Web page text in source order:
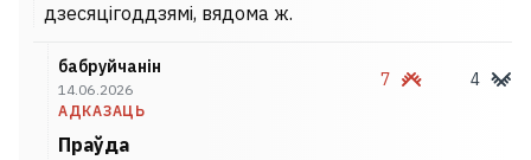
дзесяцігоддзямі, вядома ж.
бабруйчанін
14.06.2026
АДКАЗАЦЬ
7 4
Праўда